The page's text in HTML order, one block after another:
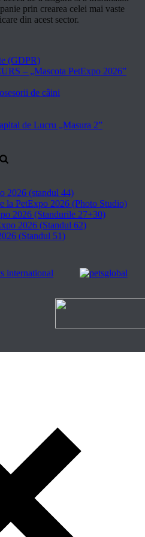
prin crearea celei mai vaste
din acest sector.
(GDPR)
– „Mascota PetExpo 2026”
de câini
de Lucru „Masura 2”
2026 (standul 44)
la PetExpo 2026 (Photo Studio)
2026 (Standurile 27+30)
2026 (Standul 62)
(Standul 51)